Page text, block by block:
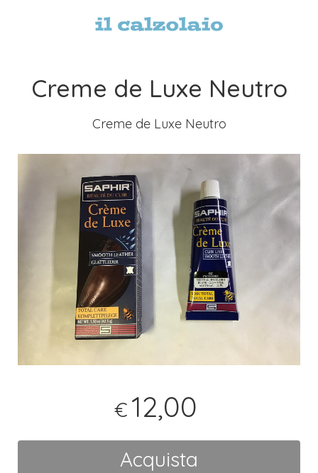
Creme de Luxe Neutro
Creme de Luxe Neutro
€ 12,00
Acquista